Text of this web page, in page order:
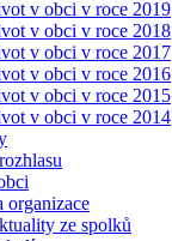
v obci v roce 2019
v obci v roce 2018
v obci v roce 2017
v obci v roce 2016
v obci v roce 2015
v obci v roce 2014
organizace
ze spolků